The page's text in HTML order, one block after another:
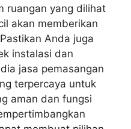
ruangan yang dilihat
akan memberikan
Anda juga
instalasi dan
jasa pemasangan
terpercaya untuk
aman dan fungsi